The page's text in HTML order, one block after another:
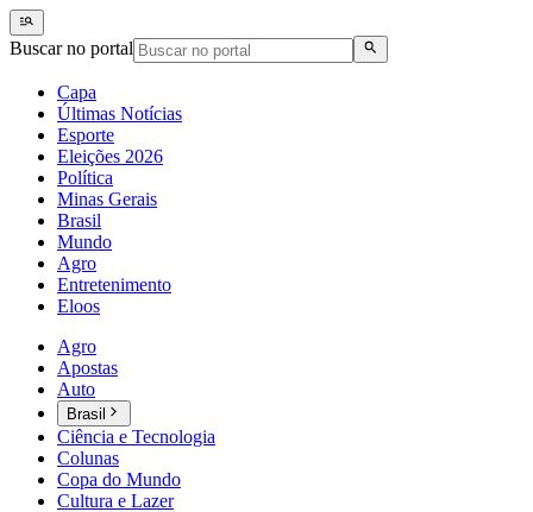
Buscar no portal
Capa
Últimas Notícias
Esporte
Eleições 2026
Política
Minas Gerais
Brasil
Mundo
Agro
Entretenimento
Eloos
Agro
Apostas
Auto
Brasil
Ciência e Tecnologia
Colunas
Copa do Mundo
Cultura e Lazer